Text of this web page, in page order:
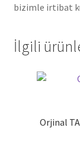
bizimle irtibat
İlgili
Orjinal